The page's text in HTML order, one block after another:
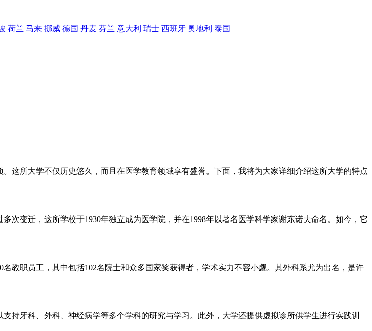
荷兰 马来 挪威 德国 丹麦 芬兰 意大利 瑞士 西班牙 奥地利 泰国
这所大学不仅历史悠久，而且在医学教育领域享有盛誉。下面，我将为大家详细介绍这所大学的特点
次变迁，这所学校于1930年独立成为医学院，并在1998年以著名医学科学家谢东诺夫命名。如今，它
教职员工，其中包括102名院士和众多国家奖获得者，学术实力不容小觑。其外科系尤为出名，是许
持牙科、外科、神经病学等多个学科的研究与学习。此外，大学还提供虚拟诊所供学生进行实践训